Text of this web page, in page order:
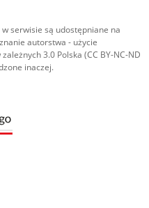
serwisie są udostępniane na
autorstwa - użycie
3.0 Polska (CC BY-NC-ND
inaczej.